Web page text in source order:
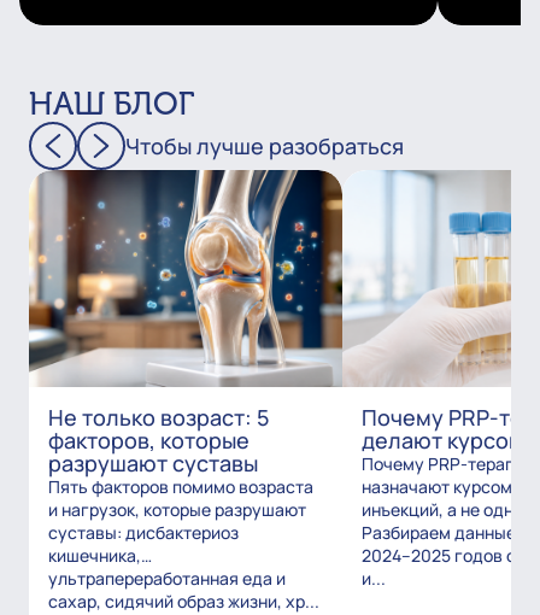
НАШ БЛОГ
Чтобы лучше разобраться
Не только возраст: 5
факторов, которые
разрушают суставы
Пять факторов помимо возраста
и нагрузок, которые разрушают
суставы: дисбактериоз
кишечника,
ультрапереработанная еда и
сахар, сидячий образ жизни, хр...
Почему PRP-
делают курсом?
Почему PRP-
назначают курсом из
инъекций, а не
Разбираем данные
2024–2025 годов о
и...